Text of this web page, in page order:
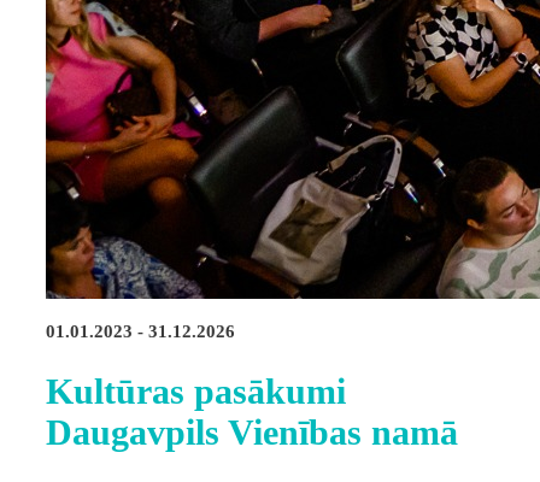
01.01.2023 - 31.12.2026
Kultūras pasākumi
Daugavpils Vienības namā